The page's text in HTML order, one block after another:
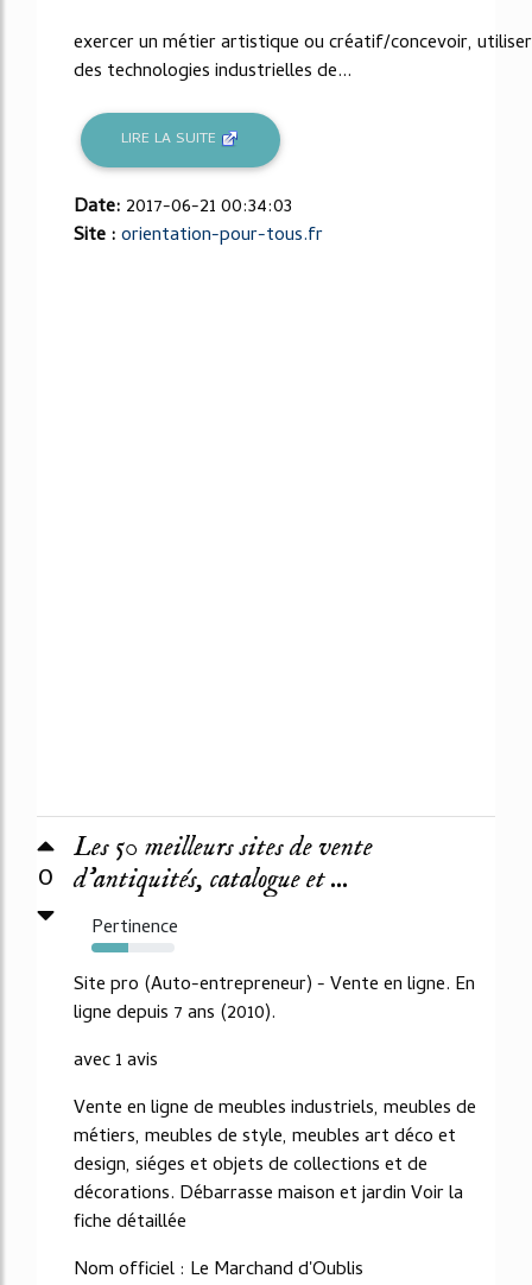
exercer un métier artistique ou créatif/concevoir, utiliser
des technologies industrielles de...
LIRE LA SUITE
Date: 2017-06-21 00:34:03
Site :orientation-pour-tous.fr
0
Les 50 meilleurs sites de vente
d'antiquités, catalogue et ...
Pertinence
44%
Site pro (Auto-entrepreneur) - Vente en ligne. En
ligne depuis 7 ans (2010).
avec 1 avis
Vente en ligne de meubles industriels, meubles de
métiers, meubles de style, meubles art déco et
design, siéges et objets de collections et de
décorations. Débarrasse maison et jardin Voir la
fiche détaillée
Nom officiel : Le Marchand d'Oublis